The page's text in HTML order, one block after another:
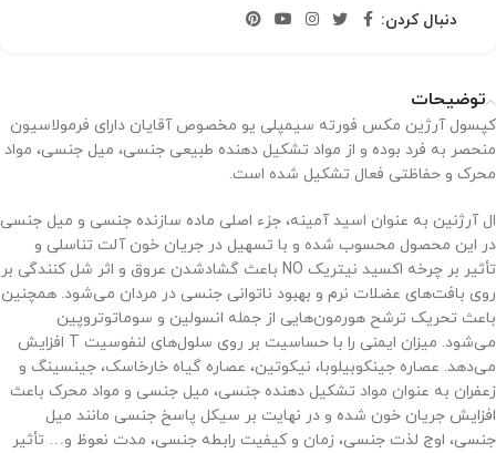
دنبال کردن:
توضیحات
کپسول آرژین مکس فورته سیمپلی یو مخصوص آقایان دارای فرمولاسیون
منحصر به فرد بوده و از مواد تشکیل دهنده طبیعی جنسی، میل جنسی، مواد
محرک و حفاظتی فعال تشکیل شده است.
ال آرژنین به ‌عنوان اسید آمینه، جزء اصلی ماده سازنده جنسی و میل جنسی
در این محصول محسوب شده و با تسهیل در جریان خون آلت تناسلی و
تأثیر بر چرخه اکسید نیتریک NO باعث گشادشدن عروق و اثر شل کنندگی بر
روی بافت‌های عضلات نرم و بهبود ناتوانی جنسی در مردان می‌شود. همچنین
باعث تحریک ترشح هورمون‌هایی از جمله انسولین و سوماتوتروپین
می‌شود. میزان ایمنی را با حساسیت بر روی سلول‌های لنفوسیت T افزایش
می‌دهد. عصاره جینکوبیلوبا، نیکوتین، عصاره گیاه خارخاسک، جینسینگ و
زعفران به‌ عنوان مواد تشکیل دهنده جنسی، میل جنسی و مواد محرک باعث
افزایش جریان خون شده و در نهایت بر سیکل پاسخ جنسی مانند میل
جنسی، اوج لذت جنسی، زمان و کیفیت رابطه جنسی، مدت نعوظ و… تأثیر